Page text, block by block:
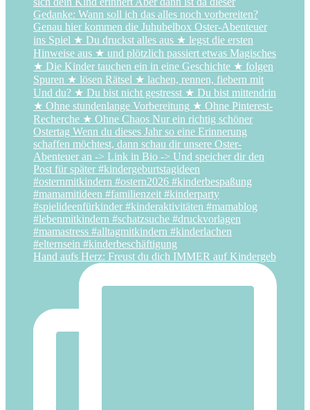
Hand aufs Herz: Freust du dich IMMER auf Kindergeb